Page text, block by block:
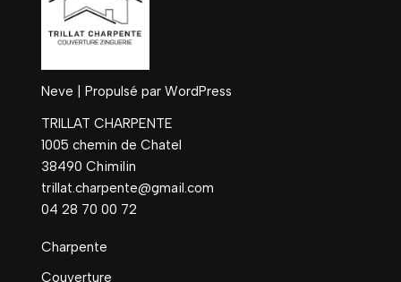
Neve | Propulsé par WordPress
TRILLAT CHARPENTE
1005 chemin de Chatel
38490 Chimilin
trillat.charpente@gmail.com
04 28 70 00 72
Charpente
Couverture